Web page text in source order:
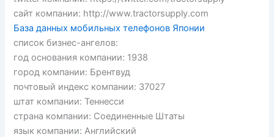
сайт компании: http://www.tractorsupply.com
База данных мобильных телефонов Японии
список бизнес-ангелов:
год основания компании: 1938
город компании: Брентвуд
почтовый индекс компании: 37027
штат компании: Теннесси
страна компании: Соединенные Штаты
язык компании: Английский